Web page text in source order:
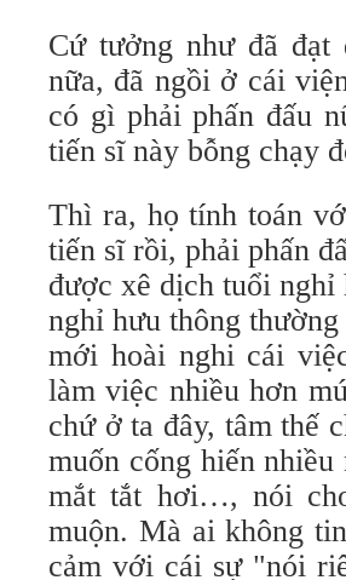
Cứ tưởng như đã
nữa, đã ngồi ở cái
có gì phải phấn đấu
tiến sĩ này bỗng chạy
Thì ra, họ tính toán
tiến sĩ rồi, phải phấn
được xê dịch tuổi
nghỉ hưu thông
mới hoài nghi cái
làm việc nhiều hơn
chứ ở ta đây, tâm thế
muốn cống hiến
mắt tắt hơi…, nói
muộn. Mà ai không
cảm với cái sự "nói